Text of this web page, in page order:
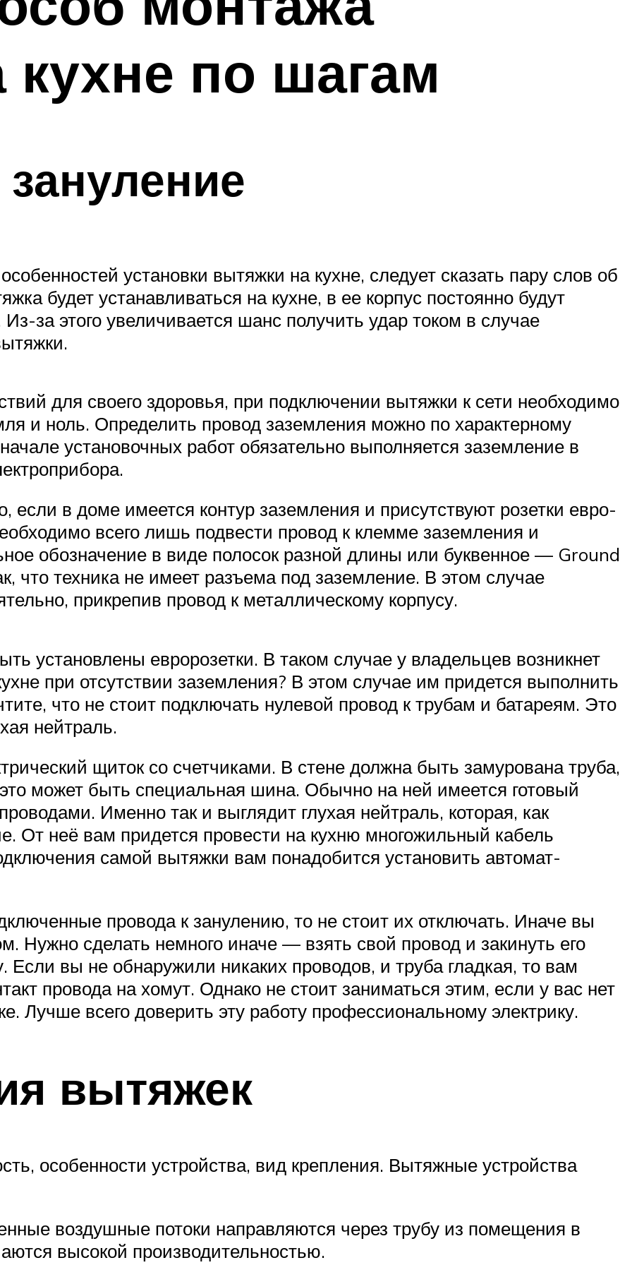
по шагам
установки вытяжки на кухне, следует сказать пару слов об
будет устанавливаться на кухне, в ее корпус постоянно будут
за этого увеличивается шанс получить удар током в случае
для своего здоровья, при подключении вытяжки к сети необходимо
и ноль. Определить провод заземления можно по характерному
установочных работ обязательно выполняется заземление в
если в доме имеется контур заземления и присутствуют розетки евро-
всего лишь подвести провод к клемме заземления и
обозначение в виде полосок разной длины или буквенное — Ground
что техника не имеет разъема под заземление. В этом случае
прикрепив провод к металлическому корпусу.
установлены евророзетки. В таком случае у владельцев возникнет
при отсутствии заземления? В этом случае им придется выполнить
что не стоит подключать нулевой провод к трубам и батареям. Это
нейтраль.
щиток со счетчиками. В стене должна быть замурована труба,
может быть специальная шина. Обычно на ней имеется готовый
Именно так и выглядит глухая нейтраль, которая, как
От неё вам придется провести на кухню многожильный кабель
самой вытяжки вам понадобится установить автомат-
провода к занулению, то не стоит их отключать. Иначе вы
Нужно сделать немного иначе — взять свой провод и закинуть его
Если вы не обнаружили никаких проводов, и труба гладкая, то вам
провода на хомут. Однако не стоит заниматься этим, если у вас нет
Лучше всего доверить эту работу профессиональному электрику.
вытяжек
особенности устройства, вид крепления. Вытяжные устройства
воздушные потоки направляются через трубу из помещения в
высокой производительностью.